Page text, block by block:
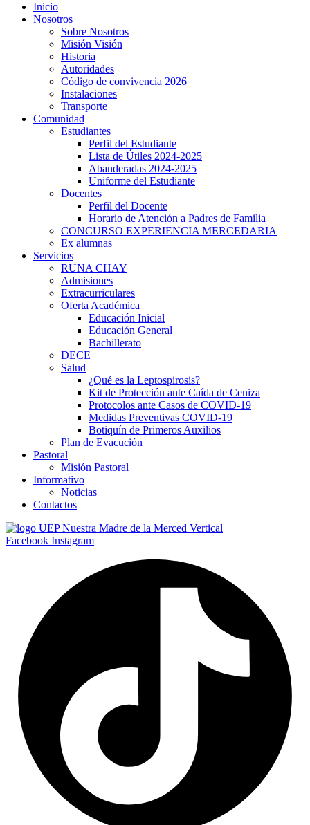
Inicio
Nosotros
Sobre Nosotros
Misión Visión
Historia
Autoridades
Código de convivencia 2026
Instalaciones
Transporte
Comunidad
Estudiantes
Perfil del Estudiante
Lista de Útiles 2024-2025
Abanderadas 2024-2025
Uniforme del Estudiante
Docentes
Perfil del Docente
Horario de Atención a Padres de Familia
CONCURSO EXPERIENCIA MERCEDARIA
Ex alumnas
Servicios
RUNA CHAY
Admisiones
Extracurriculares
Oferta Académica
Educación Inicial
Educación General
Bachillerato
DECE
Salud
¿Qué es la Leptospirosis?
Kit de Protección ante Caída de Ceniza
Protocolos ante Casos de COVID-19
Medidas Preventivas COVID-19
Botiquín de Primeros Auxilios
Plan de Evacución
Pastoral
Misión Pastoral
Informativo
Noticias
Contactos
Facebook Instagram